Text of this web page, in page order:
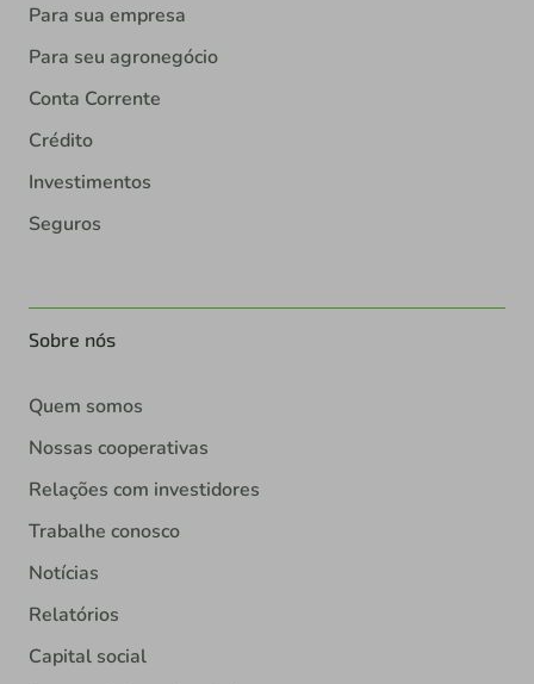
Para sua empresa
Para seu agronegócio
Conta Corrente
Crédito
Investimentos
Seguros
Sobre nós
Quem somos
Nossas cooperativas
Relações com investidores
Trabalhe conosco
Notícias
Relatórios
Capital social